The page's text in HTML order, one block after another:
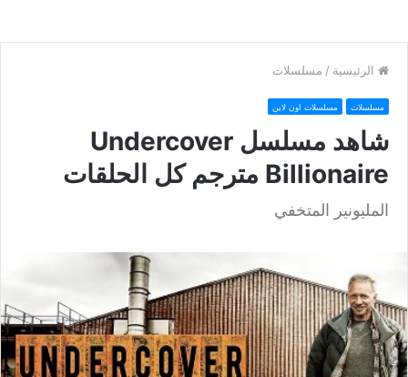
الرئيسية / مسلسلات
مسلسلات مسلسلات اون لاين
شاهد مسلسل Undercover
Billionaire مترجم كل الحلقات
المليونير المتخفي